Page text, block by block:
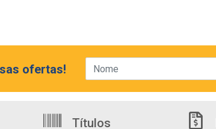
ofertas!
Títulos